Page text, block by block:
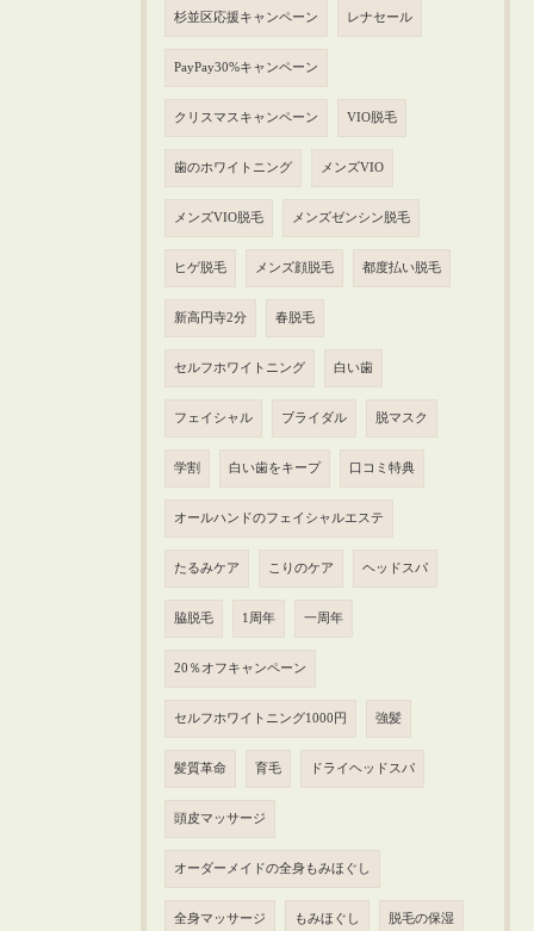
杉並区応援キャンペーン レナセール
PayPay30%キャンペーン
クリスマスキャンペーン VIO脱毛
歯のホワイトニング メンズVIO
メンズVIO脱毛 メンズゼンシン脱毛
ヒゲ脱毛 メンズ顔脱毛 都度払い脱毛
新高円寺2分 春脱毛
セルフホワイトニング 白い歯
フェイシャル ブライダル 脱マスク
学割 白い歯をキープ 口コミ特典
オールハンドのフェイシャルエステ
たるみケア こりのケア ヘッドスパ
脇脱毛 1周年 一周年
20％オフキャンペーン
セルフホワイトニング1000円 強髪
髪質革命 育毛 ドライヘッドスパ
頭皮マッサージ
オーダーメイドの全身もみほぐし
全身マッサージ もみほぐし 脱毛の保湿